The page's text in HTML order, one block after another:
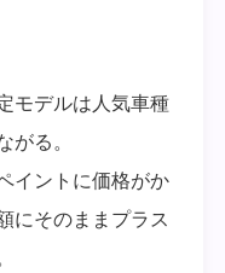
モデルは人気車種
がる。
イントに価格がか
にそのままプラス